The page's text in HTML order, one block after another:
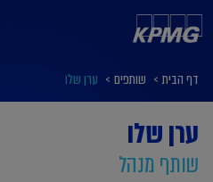
דף הבית > שותפים > ערן שלו
ערן שלו
שותף מנהל